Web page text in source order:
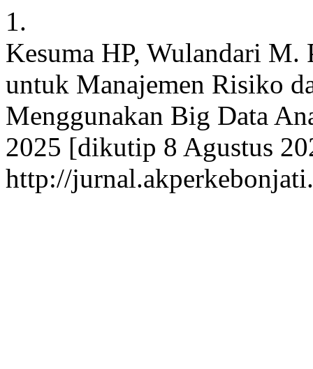
1.
Kesuma HP, Wulandari
untuk Manajemen Risiko
Menggunakan Big Data
2025 [dikutip 8 Agustus
http://